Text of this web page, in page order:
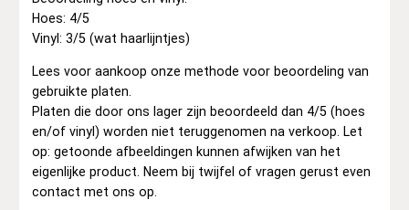
Hoes: 4/5
Vinyl: 3/5 (wat haarlijntjes)
Lees voor aankoop onze methode voor beoordeling van
gebruikte platen.
Platen die door ons lager zijn beoordeeld dan 4/5 (hoes
en/of vinyl) worden niet teruggenomen na verkoop. Let
op: getoonde afbeeldingen kunnen afwijken van het
eigenlijke product. Neem bij twijfel of vragen gerust even
contact met ons op.